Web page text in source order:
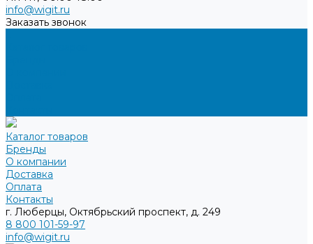
info@wigit.ru
Заказать звонок
Каталог товаров
Бренды
О компании
Доставка
Оплата
Контакты
г. Люберцы, Октябрьский проспект, д. 249
8 800 101-59-97
info@wigit.ru